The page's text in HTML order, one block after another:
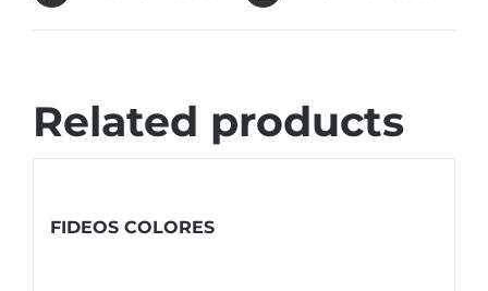
Related products
FIDEOS COLORES